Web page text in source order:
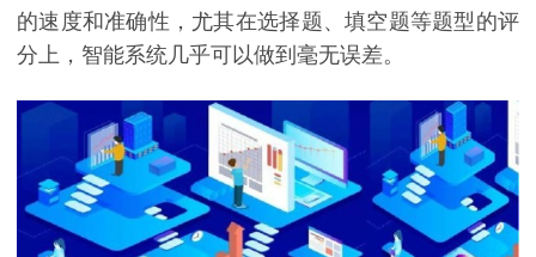
的速度和准确性，尤其在选择题、填空题等题型的评
分上，智能系统几乎可以做到毫无误差。